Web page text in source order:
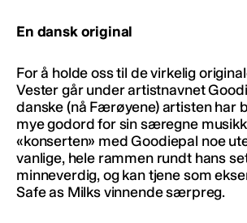
En dansk original
For å holde oss til de virkelig
Vester går under artistnavnet
danske (nå Færøyene) artisten har
mye godord for sin særegne
«konserten» med Goodiepal noe
vanlige, hele rammen rundt hans
minneverdig, og kan tjene som
Safe as Milks vinnende særpreg.